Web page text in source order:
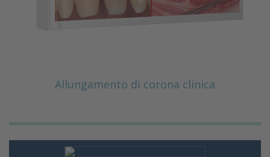
Allungamento di corona clinica